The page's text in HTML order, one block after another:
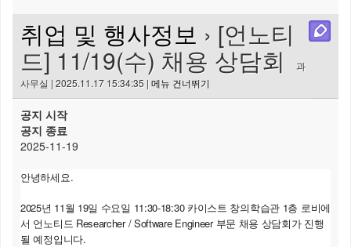
g
취업 및 행사정보 › [언노티
드] 11/19(수) 채용 상담회
과
사무실 | 2025.11.17 15:34:35 | 메뉴 건너뛰기
공지 시작
공지 종료
2025-11-19
안녕하세요.
2025년 11월 19일 수요일 11:30-18:30 카이스트 창의학습관 1층 로비에
서 언노티드 Researcher / Software Engineer 부문 채용 상담회가 진행
될 예정입니다.